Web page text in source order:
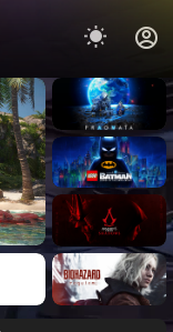
《识质存
在/PRAG
MATA》
免安装中
文版
《乐高蝙
蝠侠：黑
暗骑士之